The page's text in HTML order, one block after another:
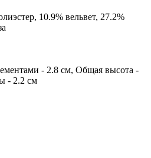
10.9% вельвет, 27.2%
- 2.8 см, Общая высота -
- 2.2 см